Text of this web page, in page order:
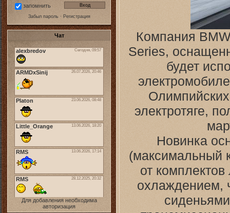
запомнить
Забыл пароль· Регистрация
Чат
Для добавления необходима
авторизация
Компания
Series,
будет
электротяге,
Новинка
(максимальный
от
охлаждением,